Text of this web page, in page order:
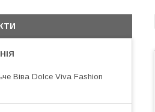
Віва Dolce Viva Fashion